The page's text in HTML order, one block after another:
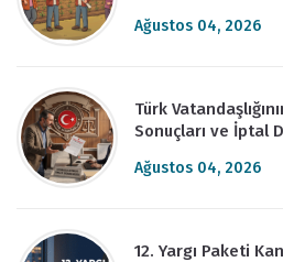
Ağustos 04, 2026
Türk
Sonuçları ve İptal
Ağustos 04, 2026
12. Yargı Paketi